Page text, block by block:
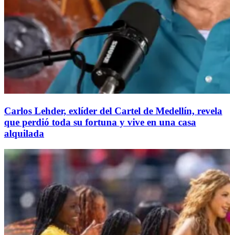
Carlos Lehder, exlíder del Cartel de Medellín, revela
que perdió toda su fortuna y vive en una casa
alquilada